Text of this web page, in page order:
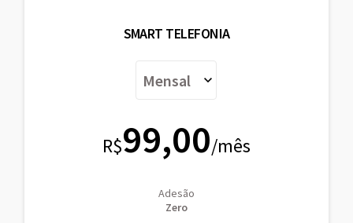
SMART TELEFONIA
R$99,00/mês
Adesão
Zero